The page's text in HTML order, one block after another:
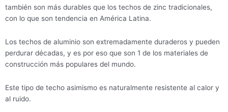
también son más durables que los techos de zinc tradicionales,
con lo que son tendencia en América Latina.
Los techos de aluminio son extremadamente duraderos y pueden
perdurar décadas, y es por eso que son 1 de los materiales de
construcción más populares del mundo.
Este tipo de techo asimismo es naturalmente resistente al calor y
al ruido.